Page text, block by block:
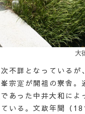
大
不詳となっているが
宗寔が開祖の寮舎。
あった中井大和によ
いる。文政年間（